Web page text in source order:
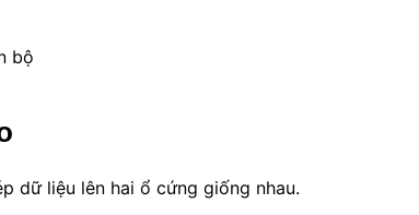
bộ
dữ liệu lên hai ổ cứng giống nhau.